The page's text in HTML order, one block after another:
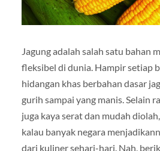
Jagung adalah salah satu bahan
fleksibel di dunia. Hampir setiap
hidangan khas berbahan dasar
gurih sampai yang manis. Selain
juga kaya serat dan mudah
kalau banyak negara
dari kuliner sehari-hari. Nah,